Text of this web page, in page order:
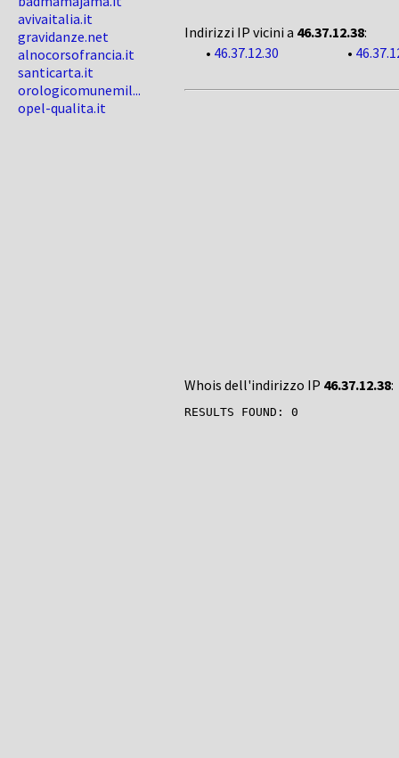
avivaitalia.it
gravidanze.net
alnocorsofrancia.it
santicarta.it
orologicomunemil...
opel-qualita.it
Indirizzi IP vicini a 46.37.12.38:
• 46.37.12.30 •
Whois dell'indirizzo IP 46.37.12.38: